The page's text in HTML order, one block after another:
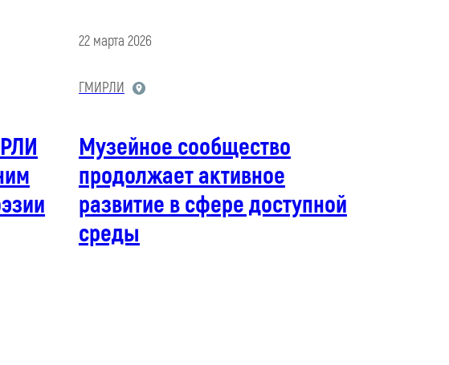
22 марта 2026
ГМИРЛИ
Музейное сообщество
продолжает активное
развитие в сфере доступной
среды